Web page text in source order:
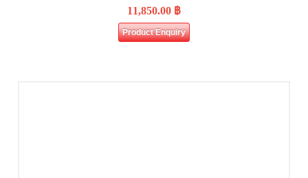
11,850.00 ฿
Product Enquiry